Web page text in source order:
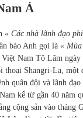
Á
« Các nhà lãnh đạo
báo Anh gọi là «
Nam Tô Lâm
thoại Shangri-La, một
quân đội và lãnh
kể từ gần 40 năm
cộng sản vào tháng